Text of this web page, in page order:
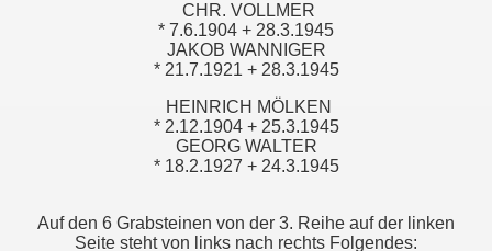
CHR. VOLLMER
* 7.6.1904 + 28.3.1945
JAKOB WANNIGER
* 21.7.1921 + 28.3.1945
HEINRICH MÖLKEN
* 2.12.1904 + 25.3.1945
GEORG WALTER
* 18.2.1927 + 24.3.1945
Auf den 6 Grabsteinen von der 3. Reihe auf der linken
Seite steht von links nach rechts Folgendes: